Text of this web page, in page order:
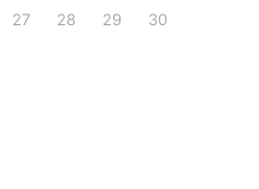
27 28 29 30